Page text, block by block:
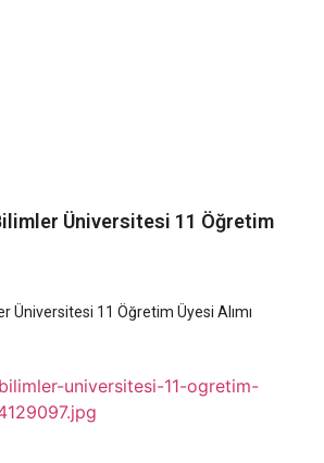
Üniversitesi 11 Öğretim
Üniversitesi 11 Öğretim Üyesi Alımı